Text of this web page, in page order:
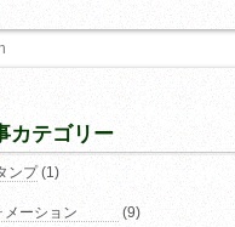
カテゴリー
ンプ(1)
メーション (9)